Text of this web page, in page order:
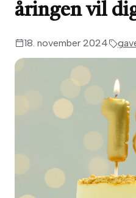
åringen vil
18. november 2024